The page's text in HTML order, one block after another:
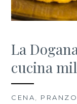
La
cucina
CENA, PRANZO